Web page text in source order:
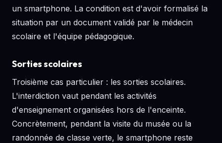
un smartphone. La condition est d'avoir formalisé la
situation par un document validé par le médecin
scolaire et l'équipe pédagogique.
Sorties scolaires
Troisième cas particulier : les sorties scolaires.
L'interdiction vaut pendant les activités
d'enseignement organisées hors de l'enceinte.
Concrètement, pendant la visite du musée ou la
randonnée de classe verte, le smartphone reste